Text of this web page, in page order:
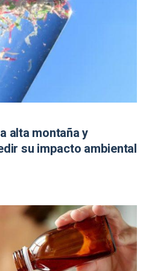
alta montaña y
su impacto ambiental